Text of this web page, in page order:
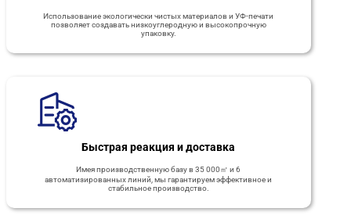
Использование экологически чистых материалов и УФ-печати
позволяет создавать низкоуглеродную и высокопрочную
упаковку.
Быстрая реакция и доставка
Имея производственную базу в 35 000㎡ и 6
автоматизированных линий, мы гарантируем эффективное и
стабильное производство.